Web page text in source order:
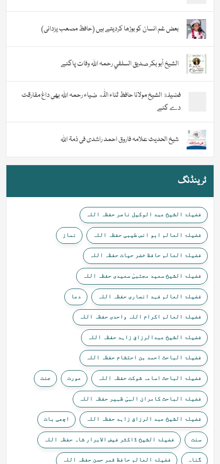
بعض غم انسان کو بوڑھا کردیتے ہیں (حافظ مصعب یزدانی)
الشيخ أبو بكر صديق السلفي رحمہ اللہ وفات پاگئے
فضیلة الشيخ مولانا حافظ ثناء اللّٰه ضیاء رحمہ اللہ بھی داغ مفارقت
دے گئے
شیخ الحدیث علامہ فاروق احمد راشدی فی ذمۃ اللہ
ٹرینڈنگ
فضیلۃ الشیخ عبد الوکیل ناصر حفظہ اللہ
فضیلۃ العالم ابو انس طیبی حفظہ اللہ نماز
فضیلۃ العالم حافظ خضر حیات حفظہ اللہ
فضیلۃ الشیخ سعید مجتبیٰ سعیدی حفظہ اللہ
فضیلۃ العالم فہد انصاری حفظہ اللہ دعا
فضیلۃ العالم اکرام اللہ واحدی حفظہ اللہ
فضیلۃ الشیخ عبدالرزاق زاہد حفظہ اللہ
فضیلۃ الباحث احمد بن احتشام حفظہ اللہ
فضیلۃ الباحث اسامہ شوکت حفظہ اللہ عورت جنت
فضیلۃ الباحث کامران الہیٰ ظہیر حفظہ اللہ
فضیلۃ الشیخ عبد الرزاق زاہد حفظہ اللہ اچھی بات
سنت فضیلۃ الشیخ ڈاکٹر فیض الابرار شاہ حفظہ اللہ
گناہ فضیلۃ العالم حافظ قمر حسن حفظہ اللہ